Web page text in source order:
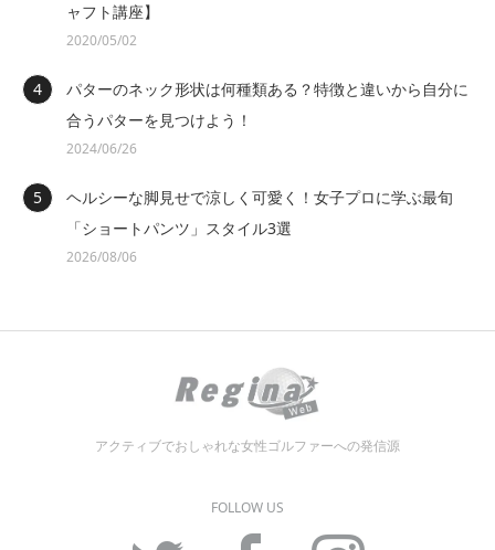
ャフト講座】
2020/05/02
パターのネック形状は何種類ある？特徴と違いから自分に
合うパターを見つけよう！
2024/06/26
ヘルシーな脚見せで涼しく可愛く！女子プロに学ぶ最旬
「ショートパンツ」スタイル3選
2026/08/06
アクティブでおしゃれな女性ゴルファーへの発信源
FOLLOW US